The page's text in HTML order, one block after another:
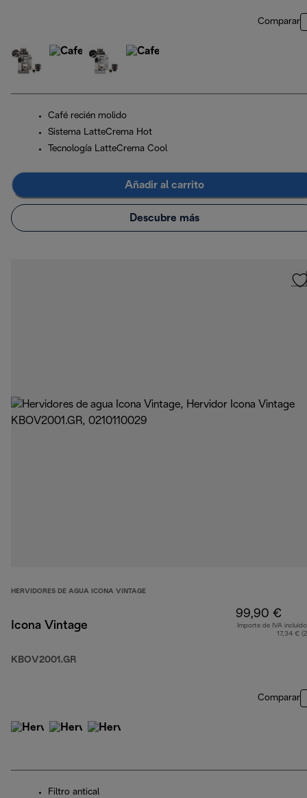
Comparar
Café recién molido
Sistema LatteCrema Hot
Tecnología LatteCrema Cool
Añadir al carrito
Descubre más
HERVIDORES DE AGUA ICONA VINTAGE
Icona Vintage
KBOV2001.GR
99,90 €
Importe de IVA
17,34 €
Comparar
Filtro antical